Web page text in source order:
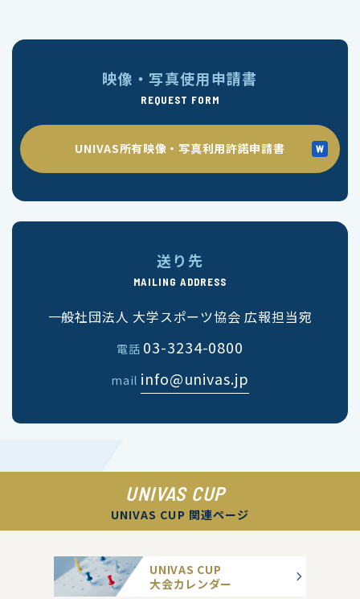
映像・写真使用申請書
REQUEST FORM
UNIVAS所有映像・写真利用許諾申請書
送り先
MAILING ADDRESS
一般社団法人 大学スポーツ協会 広報担当宛
電話 03-3234-0800
mail info@univas.jp
UNIVAS CUP
UNIVAS CUP 関連ページ
UNIVAS CUP
大会カレンダー